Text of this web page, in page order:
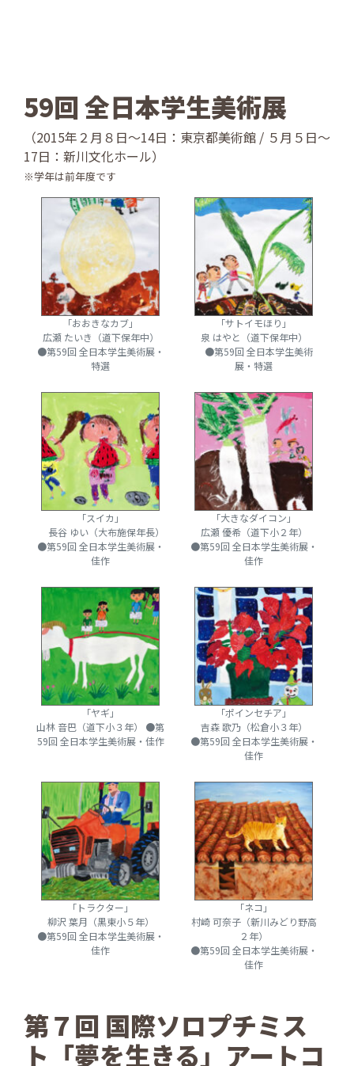
59回 全日本学生美術展
（2015年２月８日～14日：東京都美術館 / ５月５日～
17日：新川文化ホール）
※学年は前年度です
「おおきなカブ」
広瀬 たいき（道下保年中）
●第59回 全日本学生美術展・
特選
「サトイモほり」
泉 はやと（道下保年中）
●第59回 全日本学生美術
展・特選
「スイカ」
長谷 ゆい（大布施保年長）
●第59回 全日本学生美術展・
佳作
「大きなダイコン」
広瀬 優希（道下小２年）
●第59回 全日本学生美術展・
佳作
「ヤギ」
山林 音巴（道下小３年） ●第
59回 全日本学生美術展・佳作
「ポインセチア」
吉森 歌乃（松倉小３年）
●第59回 全日本学生美術展・
佳作
「トラクター」
柳沢 葉月（黒東小５年）
●第59回 全日本学生美術展・
佳作
「ネコ」
村崎 可奈子（新川みどり野高
２年）
●第59回 全日本学生美術展・
佳作
第７回 国際ソロプチミス
ト「夢を生きる」アートコ